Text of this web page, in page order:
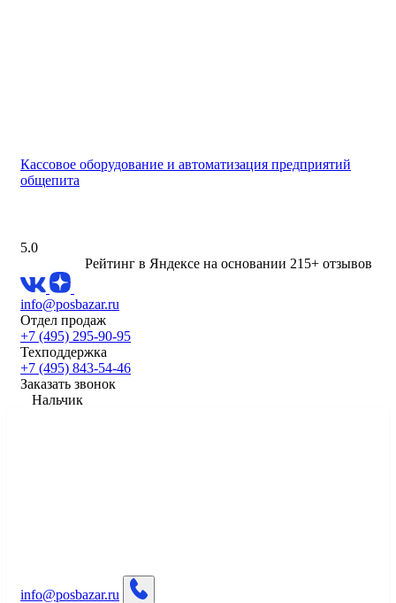
Кассовое оборудование и автоматизация предприятий
общепита
5.0
Рейтинг в Яндексе на основании 215+ отзывов
info@posbazar.ru
Отдел продаж
+7 (495) 295-90-95
Техподдержка
+7 (495) 843-54-46
Заказать звонок
Нальчик
info@posbazar.ru